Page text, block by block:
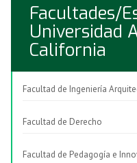
Facultades/
Universidad
California
Facultad de Ingeniería
Facultad de Derecho
Facultad de Pedagogía e